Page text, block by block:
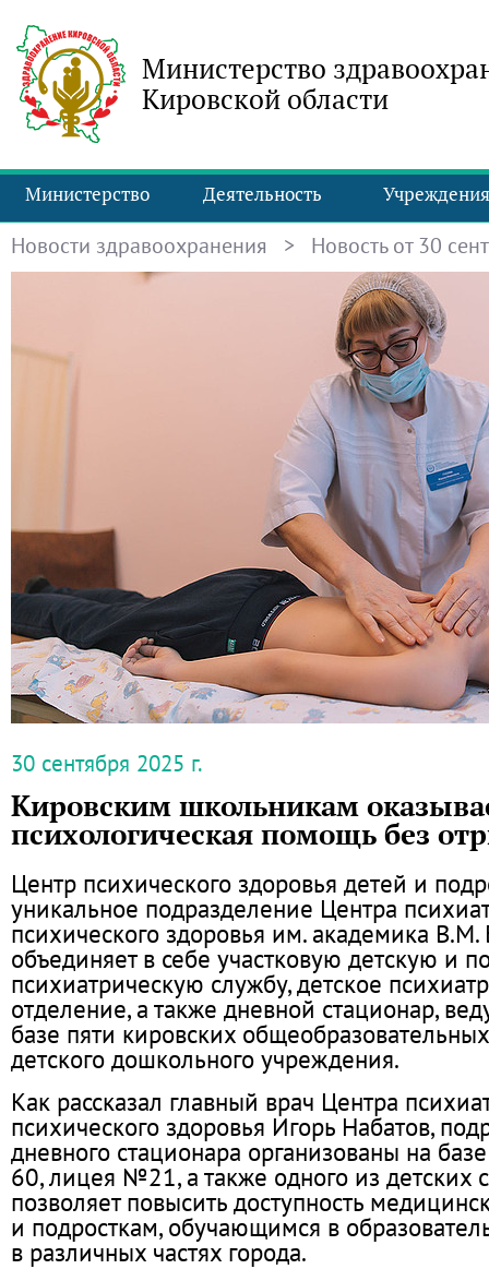
Министерство
Кировской области
Министерство Деятельность Учреждения
Новости здравоохранения > Новость от 30
30 сентября 2025 г.
Кировским школьникам
психологическая помощь без
Центр психического здоровья детей и
уникальное подразделение Центра
психического здоровья им. академика В.М.
объединяет в себе участковую детскую и
психиатрическую службу, детское
отделение, а также дневной стационар,
базе пяти кировских
детского дошкольного учреждения.
Как рассказал главный врач Центра
психического здоровья Игорь Набатов,
дневного стационара организованы на
60, лицея №21, а также одного из детских
позволяет повысить доступность
и подросткам, обучающимся в
в различных частях города.